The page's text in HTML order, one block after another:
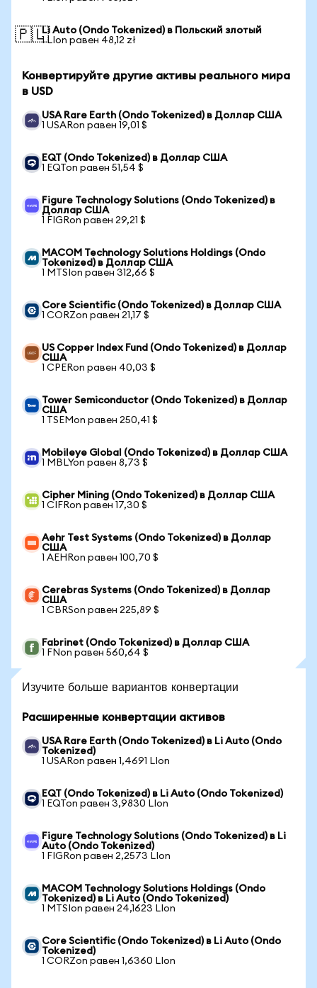
🇵🇱Li Auto (Ondo Tokenized) в Польский злотый
1 LIon равен 48,12 zł
Конвертируйте другие активы реального мира
в USD
USA Rare Earth (Ondo Tokenized) в Доллар США
1 USARon равен 19,01 $
EQT (Ondo Tokenized) в Доллар США
1 EQTon равен 51,54 $
Figure Technology Solutions (Ondo Tokenized) в
Доллар США
1 FIGRon равен 29,21 $
MACOM Technology Solutions Holdings (Ondo
Tokenized) в Доллар США
1 MTSIon равен 312,66 $
Core Scientific (Ondo Tokenized) в Доллар США
1 CORZon равен 21,17 $
US Copper Index Fund (Ondo Tokenized) в Доллар
США
1 CPERon равен 40,03 $
Tower Semiconductor (Ondo Tokenized) в Доллар
США
1 TSEMon равен 250,41 $
Mobileye Global (Ondo Tokenized) в Доллар США
1 MBLYon равен 8,73 $
Cipher Mining (Ondo Tokenized) в Доллар США
1 CIFRon равен 17,30 $
Aehr Test Systems (Ondo Tokenized) в Доллар
США
1 AEHRon равен 100,70 $
Cerebras Systems (Ondo Tokenized) в Доллар
США
1 CBRSon равен 225,89 $
Fabrinet (Ondo Tokenized) в Доллар США
1 FNon равен 560,64 $
Изучите больше вариантов конвертации
Расширенные конвертации активов
USA Rare Earth (Ondo Tokenized) в Li Auto (Ondo
Tokenized)
1 USARon равен 1,4691 LIon
EQT (Ondo Tokenized) в Li Auto (Ondo Tokenized)
1 EQTon равен 3,9830 LIon
Figure Technology Solutions (Ondo Tokenized) в Li
Auto (Ondo Tokenized)
1 FIGRon равен 2,2573 LIon
MACOM Technology Solutions Holdings (Ondo
Tokenized) в Li Auto (Ondo Tokenized)
1 MTSIon равен 24,1623 LIon
Core Scientific (Ondo Tokenized) в Li Auto (Ondo
Tokenized)
1 CORZon равен 1,6360 LIon